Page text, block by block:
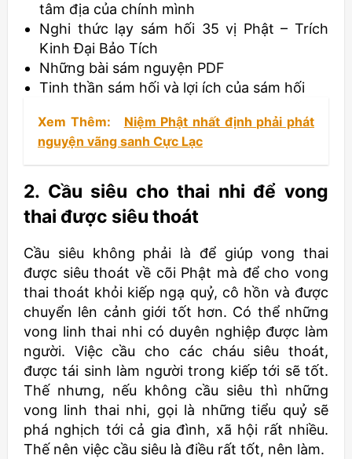
tâm địa của chính mình
Nghi thức lạy sám hối 35 vị Phật – Trích
Kinh Đại Bảo Tích
Những bài sám nguyện PDF
Tinh thần sám hối và lợi ích của sám hối
Xem Thêm:
Niệm Phật nhất định phải phát
nguyện vãng sanh Cực Lạc
2. Cầu siêu cho thai nhi để vong
thai được siêu thoát
Cầu siêu không phải là để giúp vong thai
được siêu thoát về cõi Phật mà để cho vong
thai thoát khỏi kiếp ngạ quỷ, cô hồn và được
chuyển lên cảnh giới tốt hơn. Có thể những
vong linh thai nhi có duyên nghiệp được làm
người. Việc cầu cho các cháu siêu thoát,
được tái sinh làm người trong kiếp tới sẽ tốt.
Thế nhưng, nếu không cầu siêu thì những
vong linh thai nhi, gọi là những tiểu quỷ sẽ
phá nghịch tới cả gia đình, xã hội rất nhiều.
Thế nên việc cầu siêu là điều rất tốt, nên làm.